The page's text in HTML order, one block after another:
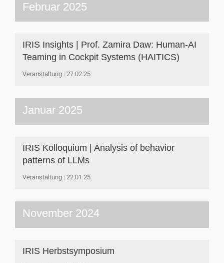
Februar 2025
IRIS Insights | Prof. Zamira Daw: Human-AI
Teaming in Cockpit Systems (HAITICS)
Veranstaltung 27.02.25
Januar 2025
IRIS Kolloquium | Analysis of behavior
patterns of LLMs
Veranstaltung 22.01.25
November 2024
IRIS Herbstsymposium